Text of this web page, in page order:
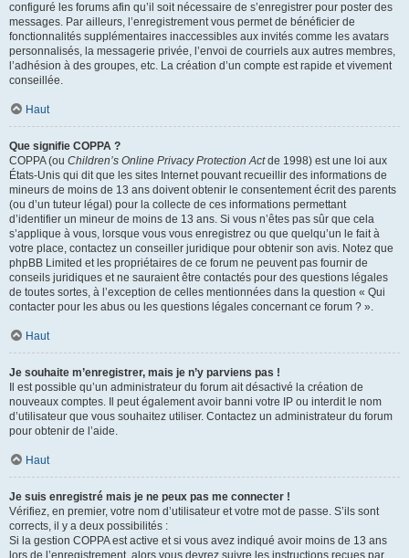
configuré les forums afin qu’il soit nécessaire de s’enregistrer pour poster des
messages. Par ailleurs, l’enregistrement vous permet de bénéficier de
fonctionnalités supplémentaires inaccessibles aux invités comme les avatars
personnalisés, la messagerie privée, l’envoi de courriels aux autres membres,
l’adhésion à des groupes, etc. La création d’un compte est rapide et vivement
conseillée.
Haut
Que signifie COPPA ?
COPPA (ou Children’s Online Privacy Protection Actde 1998) est une loi aux
États-Unis qui dit que les sites Internet pouvant recueillir des informations de
mineurs de moins de 13 ans doivent obtenir le consentement écrit des parents
(ou d’un tuteur légal) pour la collecte de ces informations permettant
d’identifier un mineur de moins de 13 ans. Si vous n’êtes pas sûr que cela
s’applique à vous, lorsque vous vous enregistrez ou que quelqu’un le fait à
votre place, contactez un conseiller juridique pour obtenir son avis. Notez que
phpBB Limited et les propriétaires de ce forum ne peuvent pas fournir de
conseils juridiques et ne sauraient être contactés pour des questions légales
de toutes sortes, à l’exception de celles mentionnées dans la question « Qui
contacter pour les abus ou les questions légales concernant ce forum ? ».
Haut
Je souhaite m’enregistrer, mais je n’y parviens pas !
Il est possible qu’un administrateur du forum ait désactivé la création de
nouveaux comptes. Il peut également avoir banni votre IP ou interdit le nom
d’utilisateur que vous souhaitez utiliser. Contactez un administrateur du forum
pour obtenir de l’aide.
Haut
Je suis enregistré mais je ne peux pas me connecter !
Vérifiez, en premier, votre nom d’utilisateur et votre mot de passe. S’ils sont
corrects, il y a deux possibilités :
Si la gestion COPPA est active et si vous avez indiqué avoir moins de 13 ans
lors de l’enregistrement, alors vous devrez suivre les instructions reçues par